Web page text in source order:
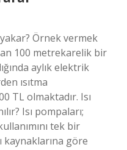
Örnek vermek
100 metrekarelik bir
aylık elektrik
ısıtma
TL olmaktadır. Isı
Isı pompaları;
tek bir
kaynaklarına göre